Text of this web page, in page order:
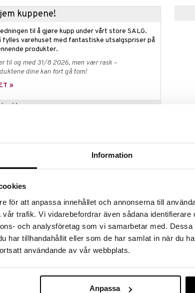
Information
för att anpassa innehållet och annonserna till
trafik. Vi vidarebefordrar även sådana identifierare
och analysföretag som vi samarbetar med.
har tillhandahållit eller som de har samlat in när du
användande av vår webbplats.
Anpassa
kuppene!
til å gjøre kupp under vårt store SALG.
fylles varehuset med fantastiske utsalgspriser på
produkter.
til og med 31/8 2026, men vær rask –
dine kan fort gå tom!
»
er den klassiske permanentfargen som gir
mye eller skal på badeferie.
forbehold om utsolgte varer.
er den klassiske permanentfargen som gir deg
en testet formula med et resultat som varer lenge
skal på badeferie.